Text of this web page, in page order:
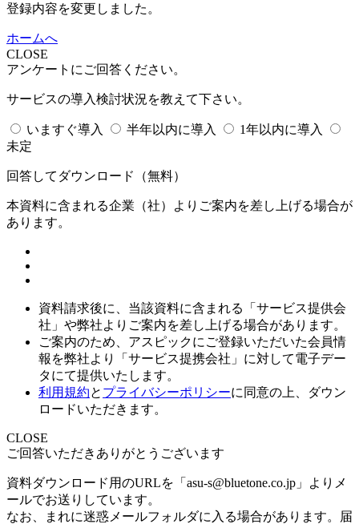
登録内容を変更しました。
ホームへ
CLOSE
アンケートにご回答ください。
サービスの導入検討状況を教えて下さい。
いますぐ導入 半年以内に導入
1年以内に導入
未定
回答してダウンロード （無料）
本資料に含まれる企業（社）よりご案内を差し上げる場合が
あります。
資料請求後に、当該資料に含まれる「サービス提供会
社」や弊社よりご案内を差し上げる場合があります。
ご案内のため、アスピックにご登録いただいた会員情
報を弊社より「サービス提携会社」に対して電子デー
タにて提供いたします。
利用規約と プライバシーポリシーに同意の上、ダウン
ロードいただきます。
CLOSE
ご回答いただきありがとうございます
資料ダウンロード用のURLを「asu-s@bluetone.co.jp」よりメ
ールでお送りしています。
なお、まれに迷惑メールフォルダに入る場合があります。届